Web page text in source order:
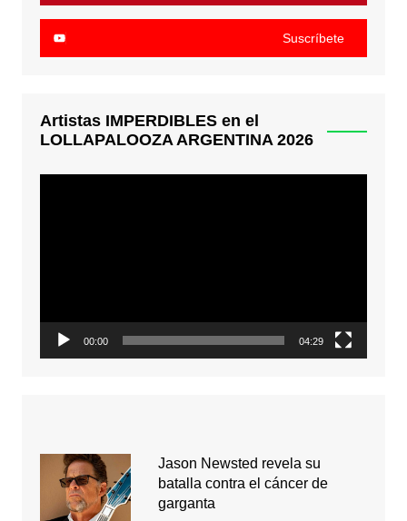
Suscríbete
Artistas IMPERDIBLES en el
LOLLAPALOOZA ARGENTINA 2026
00:00 04:29
Jason Newsted revela su
batalla contra el cáncer de
garganta